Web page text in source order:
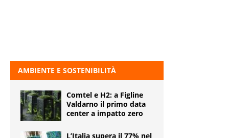
AMBIENTE E SOSTENIBILITÀ
Comtel e H2: a Figline
Valdarno il primo data
center a impatto zero
L’Italia supera il 77% nel